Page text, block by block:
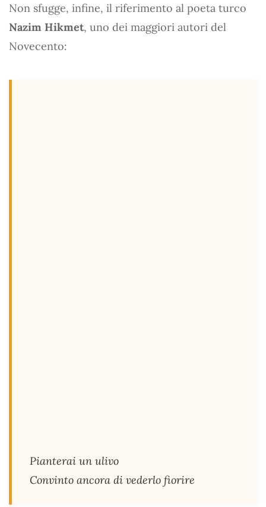
Non sfugge, infine, il riferimento al poeta turco
Nazim Hikmet, uno dei maggiori autori del
Novecento:
Pianterai un ulivo
Convinto ancora di vederlo fiorire